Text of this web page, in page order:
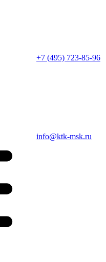
+7 (495) 723-85-96
info@ktk-msk.ru